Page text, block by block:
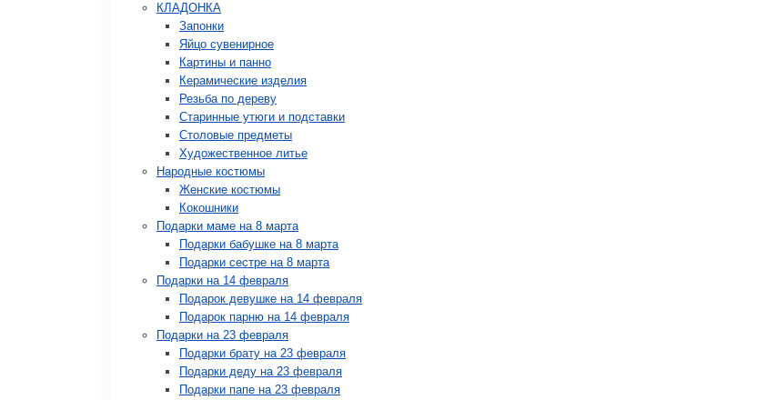
КЛАДОНКА
Запонки
Яйцо сувенирное
Картины и панно
Керамические изделия
Резьба по дереву
Старинные утюги и подставки
Столовые предметы
Художественное литье
Народные костюмы
Женские костюмы
Кокошники
Подарки маме на 8 марта
Подарки бабушке на 8 марта
Подарки сестре на 8 марта
Подарки на 14 февраля
Подарок девушке на 14 февраля
Подарок парню на 14 февраля
Подарки на 23 февраля
Подарки брату на 23 февраля
Подарки деду на 23 февраля
Подарки папе на 23 февраля